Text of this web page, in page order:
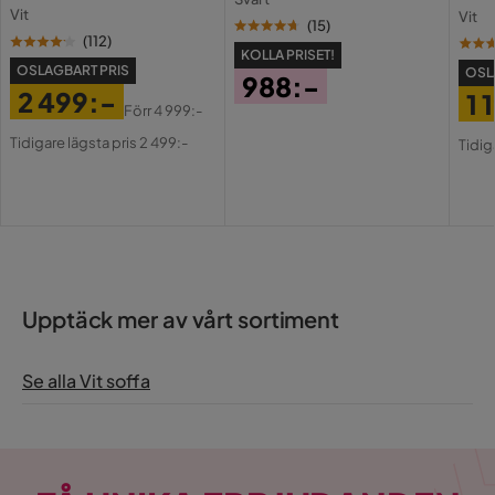
Vit
(112)
OSLAGBART PRIS
Pris
2 499:-
Original
Förr4 999:-
Tidigare lägsta pris 2 499:-
(15)
KOLLA PRISET!
988:-
Vit
1
Upptäck mer av vårt sortiment
Se alla Vit soffa